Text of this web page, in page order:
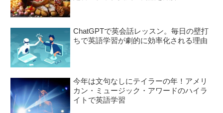
ChatGPTで英会話レッスン。毎日の壁打
ちで英語学習が劇的に効率化される理由
今年は文句なしにテイラーの年！アメリ
カン・ミュージック・アワードのハイラ
イトで英語学習